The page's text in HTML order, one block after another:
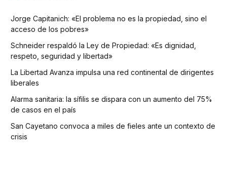
Jorge Capitanich: «El problema no es la propiedad, sino el
acceso de los pobres»
Schneider respaldó la Ley de Propiedad: «Es dignidad,
respeto, seguridad y libertad»
La Libertad Avanza impulsa una red continental de dirigentes
liberales
Alarma sanitaria: la sífilis se dispara con un aumento del 75%
de casos en el país
San Cayetano convoca a miles de fieles ante un contexto de
crisis